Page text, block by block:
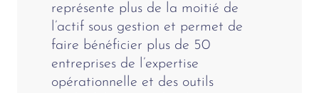
représente plus de la moitié de
l’actif sous gestion et permet de
faire bénéficier plus de 50
entreprises de l’expertise
opérationnelle et des outils